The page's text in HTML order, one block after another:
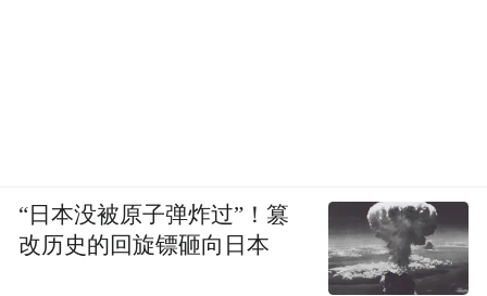
“日本没被原子弹炸过”！篡
改历史的回旋镖砸向日本